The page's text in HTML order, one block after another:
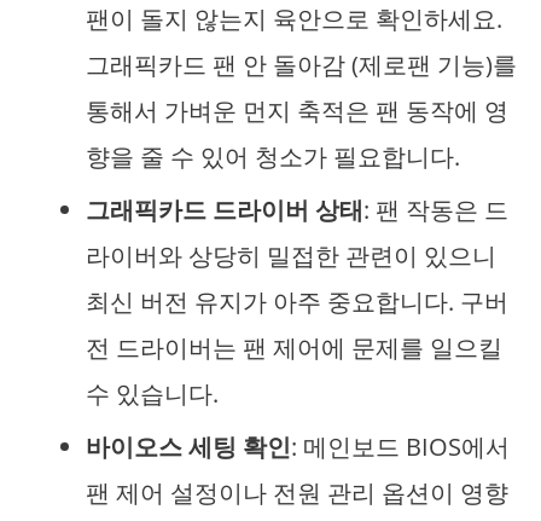
팬이 돌지 않는지 육안으로 확인하세요.
그래픽카드 팬 안 돌아감 (제로팬 기능)를
통해서 가벼운 먼지 축적은 팬 동작에 영
향을 줄 수 있어 청소가 필요합니다.
그래픽카드 드라이버 상태: 팬 작동은 드
라이버와 상당히 밀접한 관련이 있으니
최신 버전 유지가 아주 중요합니다. 구버
전 드라이버는 팬 제어에 문제를 일으킬
수 있습니다.
바이오스 세팅 확인: 메인보드 BIOS에서
팬 제어 설정이나 전원 관리 옵션이 영향